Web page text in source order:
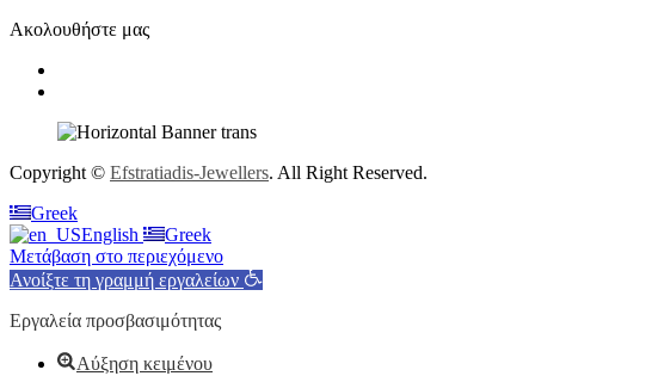
Ακολουθήστε μας
Copyright © Efstratiadis-Jewellers. All Right Reserved.
Greek
English
Greek
Μετάβαση στο περιεχόμενο
Ανοίξτε τη γραμμή εργαλείων
Εργαλεία προσβασιμότητας
Αύξηση κειμένου